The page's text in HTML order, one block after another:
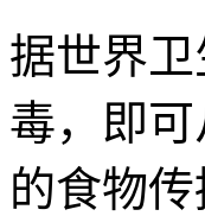
据世界
毒，即
的食物